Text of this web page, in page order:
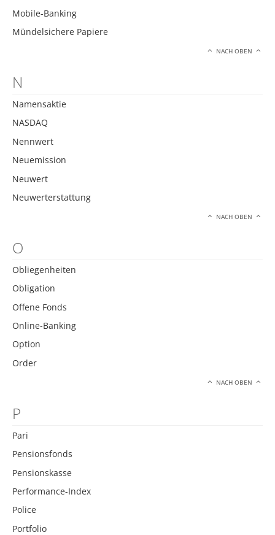
Mobile-Banking
Mündelsichere Papiere
NACH OBEN
N
Namensaktie
NASDAQ
Nennwert
Neuemission
Neuwert
Neuwerterstattung
NACH OBEN
O
Obliegenheiten
Obligation
Offene Fonds
Online-Banking
Option
Order
NACH OBEN
P
Pari
Pensionsfonds
Pensionskasse
Performance-Index
Police
Portfolio